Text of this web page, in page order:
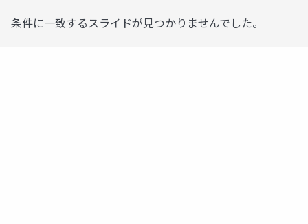
条件に一致するスライドが見つかりませんでした。